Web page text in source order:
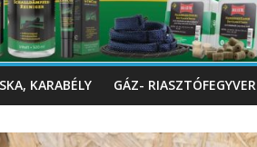
KARABÉLY GÁZ- RIASZTÓFEGYVER